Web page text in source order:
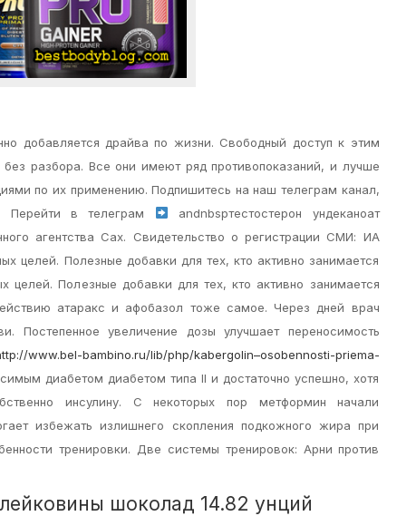
добавляется драйва по жизни. Свободный доступ к этим
разбора. Все они имеют ряд противопоказаний, и лучше
по их применению. Подпишитесь на наш телеграм канал,
Перейти в телеграм
andnbspтестостерон ундеканоат
агентства Сах. Свидетельство о регистрации СМИ: ИА
целей. Полезные добавки для тех, кто активно занимается
целей. Полезные добавки для тех, кто активно занимается
атаракс и афобазол тоже самое. Через дней врач
Постепенное увеличение дозы улучшает переносимость
www.bel-bambino.ru/lib/php/kabergolin–osobennosti-priema-
диабетом диабетом типа II и достаточно успешно, хотя
инсулину. С некоторых пор метформин начали
избежать излишнего скопления подкожного жира при
тренировки. Две системы тренировок: Арни против
шоколад 14.82 унций